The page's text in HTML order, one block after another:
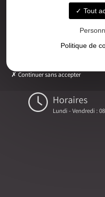
Téléphone
05 56 27 26 08
Horaires
Lundi - Vendredi :
Tout
Politique de
Continuer sans accepter